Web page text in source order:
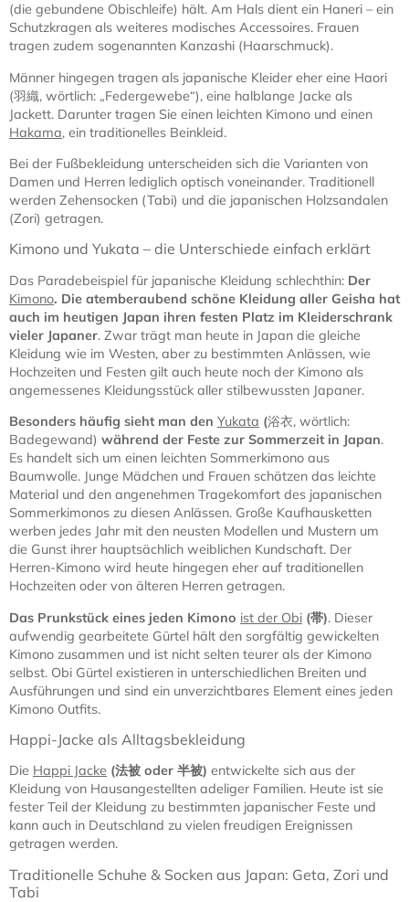
(die gebundene Obischleife) hält. Am Hals dient ein Haneri – ein
Schutzkragen als weiteres modisches Accessoires. Frauen
tragen zudem sogenannten Kanzashi (Haarschmuck).
Männer hingegen tragen als japanische Kleider eher eine Haori
(羽織, wörtlich: „Federgewebe“), eine halblange Jacke als
Jackett. Darunter tragen Sie einen leichten Kimono und einen
Hakama, ein traditionelles Beinkleid.
Bei der Fußbekleidung unterscheiden sich die Varianten von
Damen und Herren lediglich optisch voneinander. Traditionell
werden Zehensocken (Tabi) und die japanischen Holzsandalen
(Zori) getragen.
Kimono und Yukata – die Unterschiede einfach erklärt
Das Paradebeispiel für japanische Kleidung schlechthin: Der
Kimono. Die atemberaubend schöne Kleidung aller Geisha hat
auch im heutigen Japan ihren festen Platz im Kleiderschrank
vieler Japaner. Zwar trägt man heute in Japan die gleiche
Kleidung wie im Westen, aber zu bestimmten Anlässen, wie
Hochzeiten und Festen gilt auch heute noch der Kimono als
angemessenes Kleidungsstück aller stilbewussten Japaner.
Besonders häufig sieht man den Yukata (浴衣, wörtlich:
Badegewand) während der Feste zur Sommerzeit in Japan.
Es handelt sich um einen leichten Sommerkimono aus
Baumwolle. Junge Mädchen und Frauen schätzen das leichte
Material und den angenehmen Tragekomfort des japanischen
Sommerkimonos zu diesen Anlässen. Große Kaufhausketten
werben jedes Jahr mit den neusten Modellen und Mustern um
die Gunst ihrer hauptsächlich weiblichen Kundschaft. Der
Herren-Kimono wird heute hingegen eher auf traditionellen
Hochzeiten oder von älteren Herren getragen.
Das Prunkstück eines jeden Kimono ist der Obi (帯). Dieser
aufwendig gearbeitete Gürtel hält den sorgfältig gewickelten
Kimono zusammen und ist nicht selten teurer als der Kimono
selbst. Obi Gürtel existieren in unterschiedlichen Breiten und
Ausführungen und sind ein unverzichtbares Element eines jeden
Kimono Outfits.
Happi-Jacke als Alltagsbekleidung
Die Happi Jacke (法被 oder 半被) entwickelte sich aus der
Kleidung von Hausangestellten adeliger Familien. Heute ist sie
fester Teil der Kleidung zu bestimmten japanischer Feste und
kann auch in Deutschland zu vielen freudigen Ereignissen
getragen werden.
Traditionelle Schuhe & Socken aus Japan: Geta, Zori und
Tabi